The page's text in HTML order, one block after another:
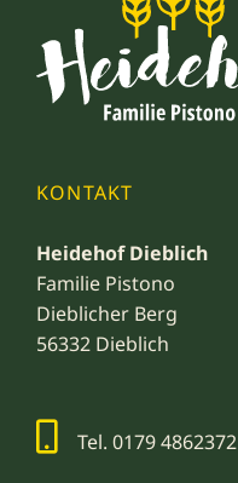
KONTAKT
Heidehof Dieblich
Familie Pistono
Dieblicher Berg
56332 Dieblich
Tel. 0179 4862372